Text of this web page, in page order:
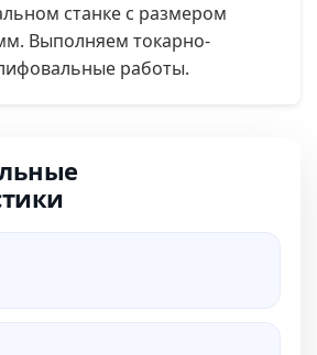
станке с размером
Выполняем токарно-
работы.